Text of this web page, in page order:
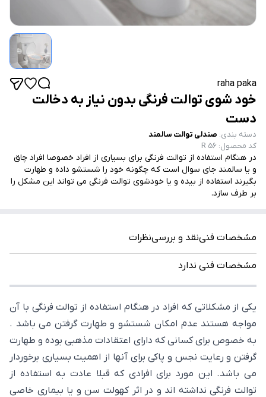
raha paka
خود شوی توالت فرنگی بدون نیاز به دخالت
دست
دسته بندی: صندلی توالت سالمند
کد محصول:
R 56
در هنگام استفاده از توالت فرنگی برای بسیاری از افراد خصوصا افراد چاق
و یا سالمند جای سوال است که چگونه خود را شستشو داده و طهارت
بگیرند استفاده از بیده و یا خودشوی توالت فرنگی می تواند این مشکل را
بر طرف سازد.
مشخصات فنینقد و بررسینظرات
مشخصات فنی ندارد
یکی از مشکلاتی که افراد در هنگام استفاده از توالت فرنگی با آن
مواجه هستند عدم امکان شستشو و طهارت گرفتن می باشد .
به خصوص برای کسانی که دارای اعتقادات مذهبی بوده و طهارت
گرفتن و رعایت نجس و پاکی برای آنها از اهمیت بسیاری برخوردار
می باشد. این مورد برای افرادی که قبلا عادت به استفاده از
توالت فرنگی نداشته اند و در اثر کهولت سن و یا بیماری خاصی